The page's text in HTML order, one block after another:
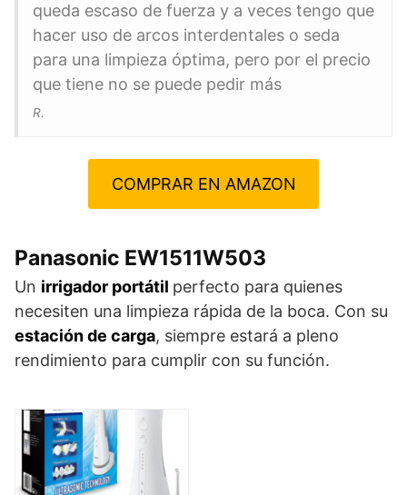
queda escaso de fuerza y a veces tengo que
hacer uso de arcos interdentales o seda
para una limpieza óptima, pero por el precio
que tiene no se puede pedir más
R.
COMPRAR EN AMAZON
Panasonic EW1511W503
Un irrigador portátil perfecto para quienes
necesiten una limpieza rápida de la boca. Con su
estación de carga, siempre estará a pleno
rendimiento para cumplir con su función.